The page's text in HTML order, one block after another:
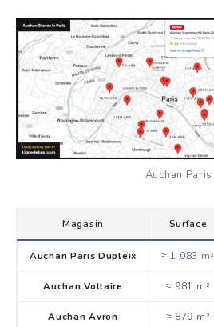
Auchan Paris
Magasin Surface
Auchan Paris Dupleix ≈ 1 083 m²
Auchan Voltaire ≈ 981 m²
Auchan Avron ≈ 879 m²